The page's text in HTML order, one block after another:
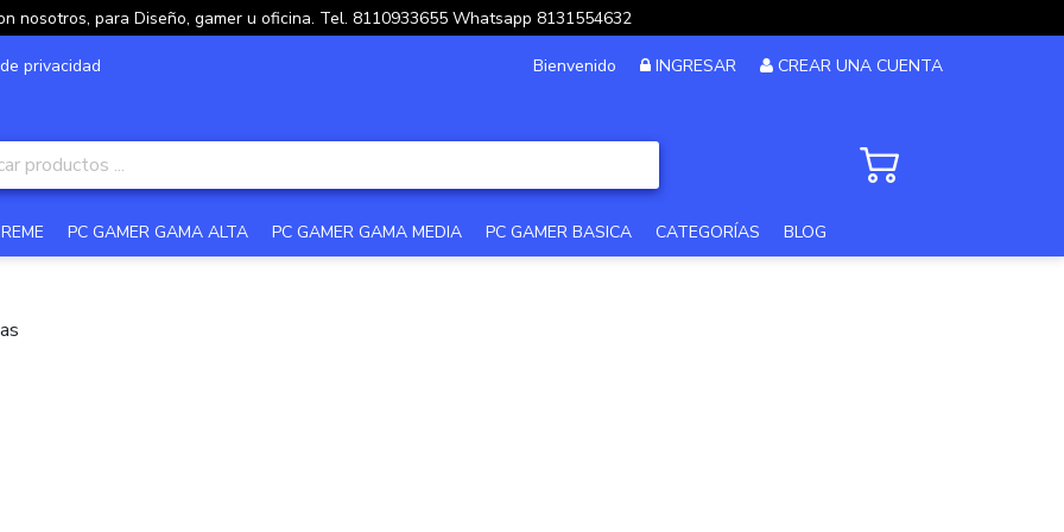
nosotros, para Diseño, gamer u oficina. Tel. 8110933655 Whatsapp 8131554632
privacidad Bienvenido INGRESAR CREAR UNA CUENTA
PC GAMER GAMA ALTA PC GAMER GAMA MEDIA PC GAMER BASICA CATEGORÍAS BLOG